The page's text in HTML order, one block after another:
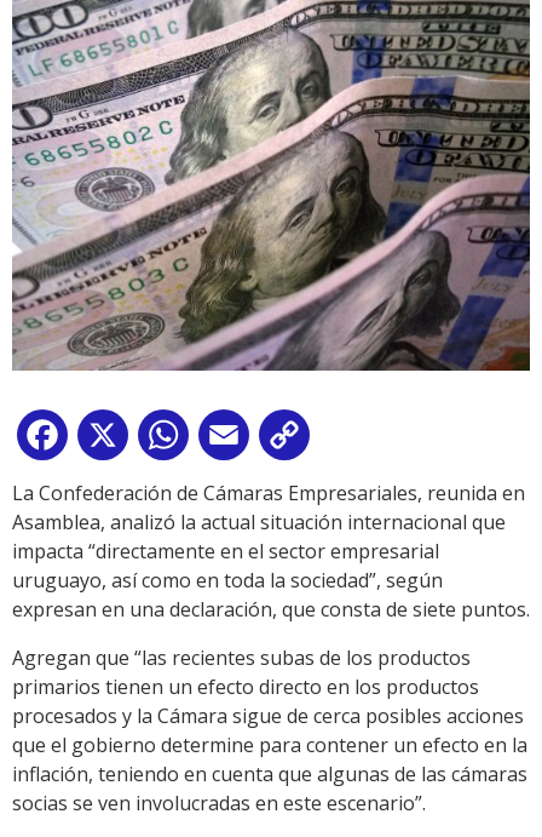
Facebook
X WhatsApp
Email
Link
La Confederación de Cámaras Empresariales, reunida en
Asamblea, analizó la actual situación internacional que
impacta “directamente en el sector empresarial
uruguayo, así como en toda la sociedad”, según
expresan en una declaración, que consta de siete puntos.
Agregan que “las recientes subas de los productos
primarios tienen un efecto directo en los productos
procesados y la Cámara sigue de cerca posibles acciones
que el gobierno determine para contener un efecto en la
inflación, teniendo en cuenta que algunas de las cámaras
socias se ven involucradas en este escenario”.